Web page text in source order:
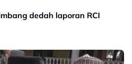
dedah laporan RCI